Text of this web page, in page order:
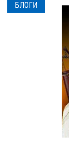
БЛОГИ